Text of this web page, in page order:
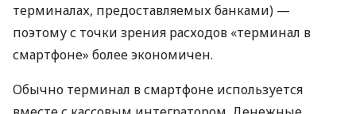
терминалах, предоставляемых банками) —
поэтому с точки зрения расходов «терминал в
смартфоне» более экономичен.
Обычно терминал в смартфоне используется